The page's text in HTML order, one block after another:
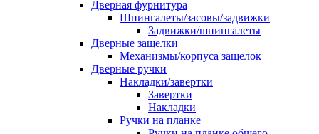
Дверная фурнитура
Шпингалеты/засовы/задвижки
Задвижки/шпингалеты
Дверные защелки
Механизмы/корпуса защелок
Дверные ручки
Накладки/завертки
Завертки
Накладки
Ручки на планке